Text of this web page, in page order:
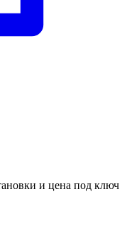
и цена под ключ